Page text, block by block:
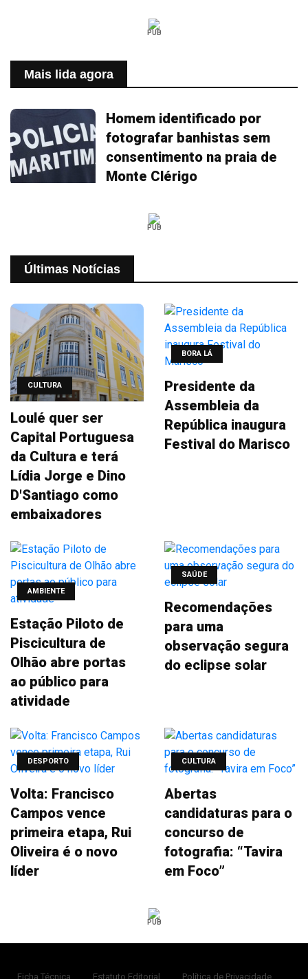
PUB
Mais lida agora
Homem identificado por
fotografar banhistas sem
consentimento na praia de
Monte Clérigo
PUB
Últimas Notícias
CULTURA
Loulé quer ser
Capital Portuguesa
da Cultura e terá
Lídia Jorge e Dino
D'Santiago como
embaixadores
BORA LÁ
Presidente da
Assembleia da
República inaugura
Festival do Marisco
AMBIENTE
Estação Piloto de
Piscicultura de
Olhão abre portas
ao público para
atividade
SAÚDE
Recomendações
para uma
observação segura
do eclipse solar
DESPORTO
Volta: Francisco
Campos vence
primeira etapa, Rui
Oliveira é o novo
líder
CULTURA
Abertas
candidaturas para o
concurso de
fotografia: “Tavira
em Foco”
PUB
Ficha Técnica Estatuto Editorial Política de Privacidade